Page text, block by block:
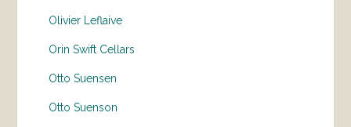
Olivier Leflaive
Orin Swift Cellars
Otto Suensen
Otto Suenson